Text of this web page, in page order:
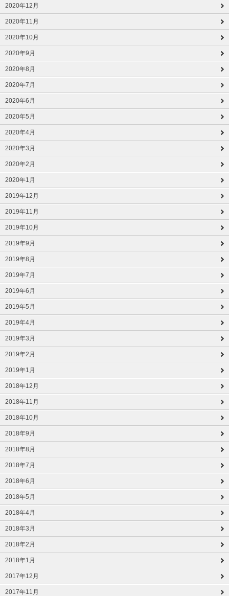
2020年12月
2020年11月
2020年10月
2020年9月
2020年8月
2020年7月
2020年6月
2020年5月
2020年4月
2020年3月
2020年2月
2020年1月
2019年12月
2019年11月
2019年10月
2019年9月
2019年8月
2019年7月
2019年6月
2019年5月
2019年4月
2019年3月
2019年2月
2019年1月
2018年12月
2018年11月
2018年10月
2018年9月
2018年8月
2018年7月
2018年6月
2018年5月
2018年4月
2018年3月
2018年2月
2018年1月
2017年12月
2017年11月